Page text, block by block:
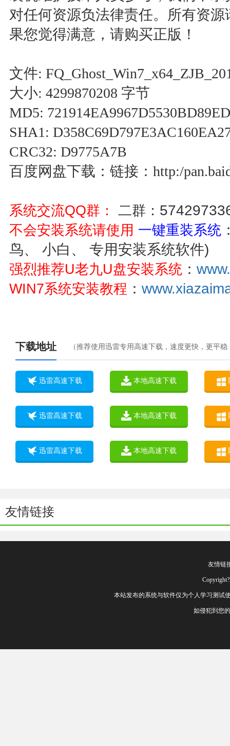
对任何资源负法律责任。所有资
果您觉得满意，请购买正版！
文件:
大小: 4299870208 字节
MD5:
SHA1:
CRC32: D9775A7B
百度网盘下载：链接：http:/
系统交流QQ群： 二群：
不会安装系统请使用 一键重装系统
鸟、 小白、 专用安装系统软件)
强烈推荐U老九U盘安装系统 ：
WIN7系统安装教程 ：
下载地址 （推荐使用迅雷专用高速下载，速度更快，更平稳
迅雷高速下载 本地高速下载
迅雷高速下载 本地高速下载
迅雷高速下载 本地高速下载
友情链接
友情链
本站发布的系统与软件仅为个人学习测试
如侵犯到您